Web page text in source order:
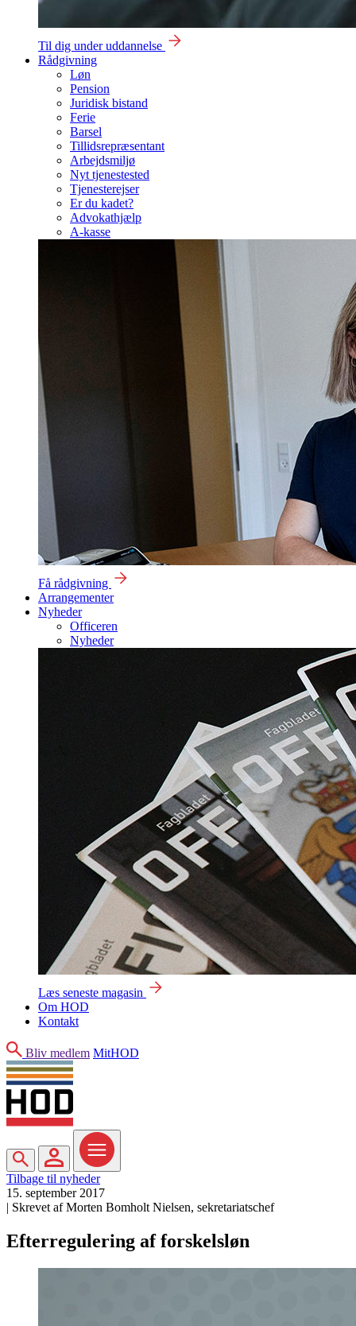
Til dig under uddannelse
Rådgivning
Løn
Pension
Juridisk bistand
Ferie
Barsel
Tillidsrepræsentant
Arbejdsmiljø
Nyt tjenestested
Tjenesterejser
Er du kadet?
Advokathjælp
A-kasse
Få rådgivning
Arrangementer
Nyheder
Officeren
Nyheder
Læs seneste magasin
Om HOD
Kontakt
Søg
Bliv medlem MitHOD
Søg MitHOD Menu
Tilbage til nyheder
15. september 2017
| Skrevet af Morten Bomholt Nielsen, sekretariatschef
Efterregulering af forskelsløn